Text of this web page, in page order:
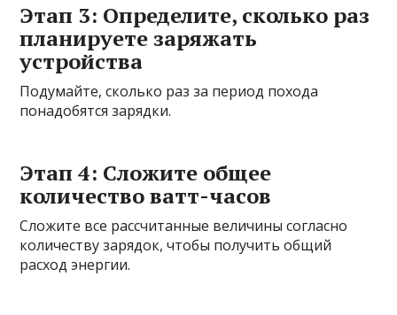
Этап 3: Определите, сколько раз
планируете заряжать
устройства
Подумайте, сколько раз за период похода
понадобятся зарядки.
Этап 4: Сложите общее
количество ватт-часов
Сложите все рассчитанные величины согласно
количеству зарядок, чтобы получить общий
расход энергии.